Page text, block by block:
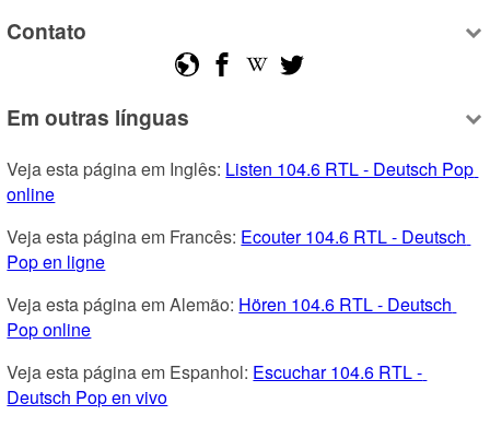
Contato
Em outras línguas
Veja esta página em Inglês: Listen 104.6 RTL - Deutsch Pop
online
Veja esta página em Francês: Ecouter 104.6 RTL - Deutsch
Pop en ligne
Veja esta página em Alemão: Hören 104.6 RTL - Deutsch
Pop online
Veja esta página em Espanhol: Escuchar 104.6 RTL -
Deutsch Pop en vivo